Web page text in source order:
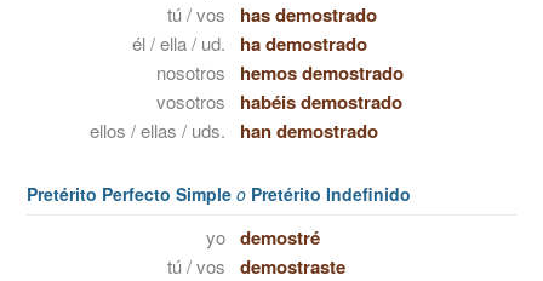
tú / vos has demostrado
él / ella / ud. ha demostrado
nosotros hemos demostrado
vosotros habéis demostrado
ellos / ellas / uds. han demostrado
Pretérito Perfecto Simple o Pretérito Indefinido
yo demostré
tú / vos demostraste